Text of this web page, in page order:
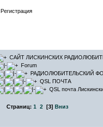
Регистрация
САЙТ ЛИСКИНСКИХ
Forum
РАДИОЛЮБИТЕЛЬСКИЙ
QSL ПОЧТА
QSL почта
Страниц: 1 2 [3] Вниз